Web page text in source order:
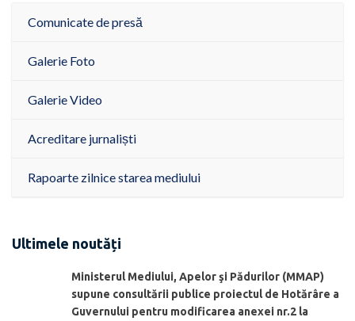
Comunicate de presă
Galerie Foto
Galerie Video
Acreditare jurnaliști
Rapoarte zilnice starea mediului
Ultimele noutăți
Ministerul Mediului, Apelor şi Pădurilor (MMAP)
supune consultării publice proiectul de Hotărâre a
Guvernului pentru modificarea anexei nr.2 la